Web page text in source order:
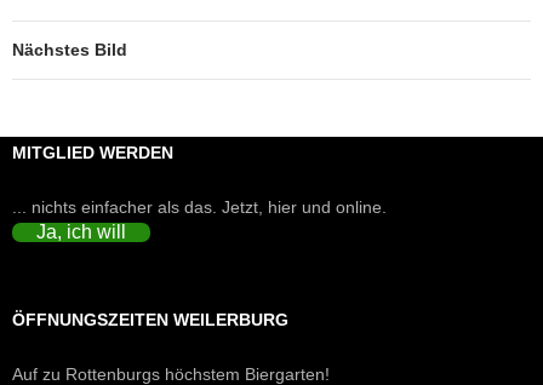
Nächstes Bild
MITGLIED WERDEN
... nichts einfacher als das. Jetzt, hier und online.
Ja, ich will
ÖFFNUNGSZEITEN WEILERBURG
Auf zu Rottenburgs höchstem Biergarten!